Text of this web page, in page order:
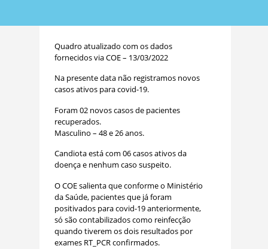
Quadro atualizado com os dados
fornecidos via COE – 13/03/2022
Na presente data não registramos novos
casos ativos para covid-19.
Foram 02 novos casos de pacientes
recuperados.
Masculino – 48 e 26 anos.
Candiota está com 06 casos ativos da
doença e nenhum caso suspeito.
O COE salienta que conforme o Ministério
da Saúde, pacientes que já foram
positivados para covid-19 anteriormente,
só são contabilizados como reinfecção
quando tiverem os dois resultados por
exames RT_PCR confirmados.